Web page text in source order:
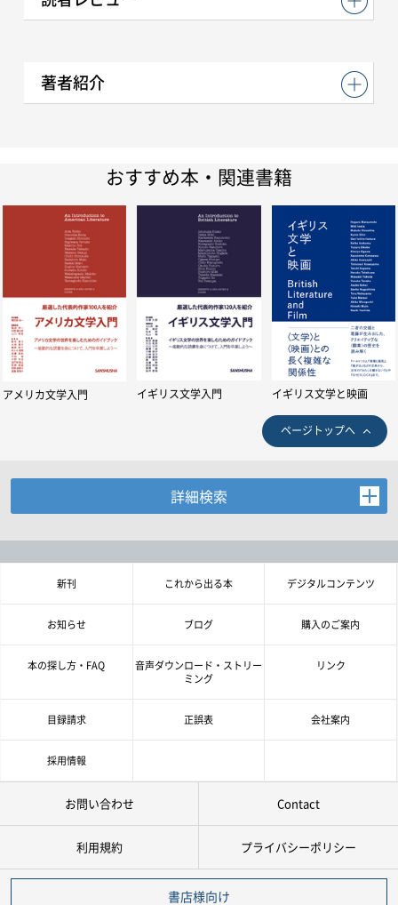
著者紹介
おすすめ本・関連書籍
アメリカ文学入門 イギリス文学入門 イギリス文学と映画
ページトップへ
詳細検索
情報を入力、選択後検索ボタンを押してください。
言 語
ジャンル
シリーズ レベル
新刊 これから出る本 デジタルコンテンツ
お知らせ ブログ 購入のご案内
本の探し方・FAQ
音声ダウンロード・ストリー
ミング
リンク
目録請求 正誤表 会社案内
採用情報
お問い合わせ Contact
利用規約 プライバシーポリシー
書店様向け